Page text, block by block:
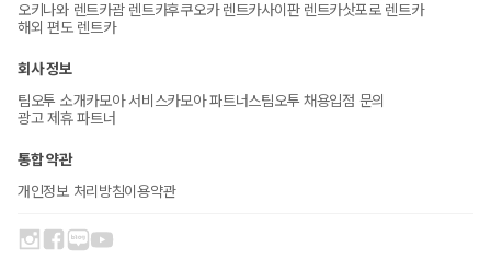
오키나와 렌트카괌 렌트카후쿠오카 렌트카사이판 렌트카삿포로 렌트카
해외 편도 렌트카
회사 정보
팀오투 소개카모아 서비스카모아 파트너스팀오투 채용입점 문의
광고 제휴 파트너
통합 약관
개인정보 처리방침이용약관